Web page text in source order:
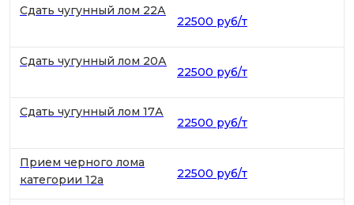
Сдать чугунный лом 22А
22500 руб/т
Сдать чугунный лом 20А
22500 руб/т
Сдать чугунный лом 17А
22500 руб/т
Прием черного лома
категории 12а
22500 руб/т